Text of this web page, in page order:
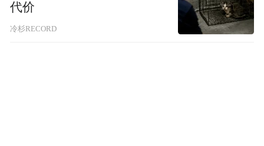
代价
冷杉RECORD